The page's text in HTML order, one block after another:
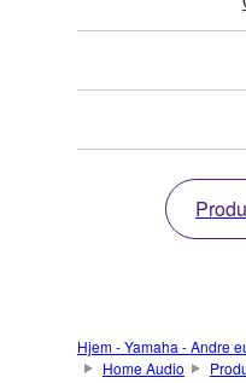
Hjem - Yamaha - Andre
Home Audio